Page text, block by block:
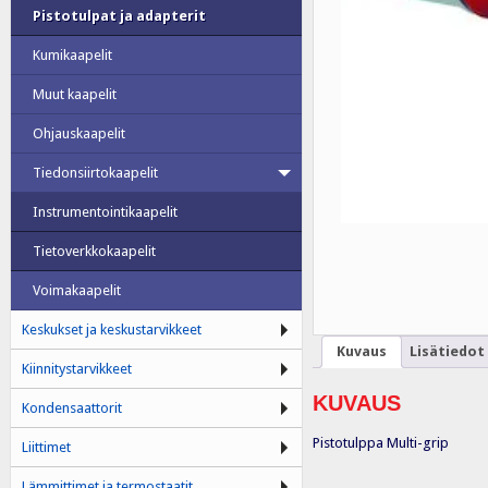
Kuvaus Lisätiedot
KUVAUS
Pistotulppa Multi-grip
Pistotulpat ja adapterit
Kumikaapelit
Muut kaapelit
Ohjauskaapelit
Tiedonsiirtokaapelit
Instrumentointikaapelit
Tietoverkkokaapelit
Voimakaapelit
Keskukset ja keskustarvikkeet
Kiinnitystarvikkeet
Kondensaattorit
Liittimet